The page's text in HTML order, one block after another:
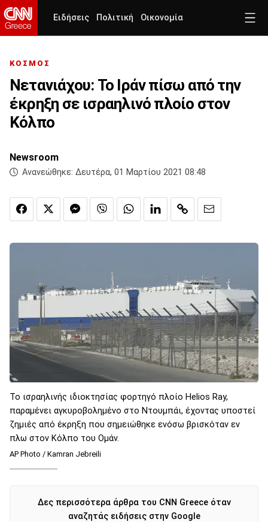
Ειδήσεις Πολιτική Οικονομία
ΚΟΣΜΟΣ
Νετανιάχου: Το Ιράν πίσω από την
έκρηξη σε ισραηλινό πλοίο στον
Κόλπο
Newsroom
Ανανεώθηκε: Δευτέρα, 01 Μαρτίου 2021 08:48
Το ισραηλινής ιδιοκτησίας φορτηγό πλοίο Helios Ray,
παραμένει αγκυροβολημένο στο Ντουμπάι, έχοντας υποστεί
ζημιές από έκρηξη που σημειώθηκε ενόσω βρισκόταν εν
πλω στον Κόλπο του Ομάν.
AP Photo / Kamran Jebreili
Δες περισσότερα άρθρα του CNN Greece όταν
αναζητάς ειδήσεις στην Google